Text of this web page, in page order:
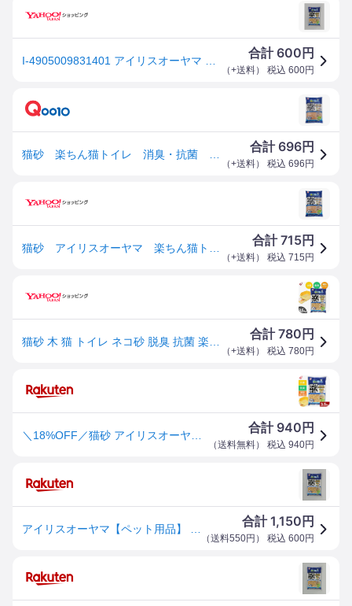
合計600 円
（+送料） 税込 600円
合計696円
（+送料） 税込 696 円
合計715円
（+送料） 税込 715 円
合計780 円
（+送料） 税込 780円
合計 940 円
（送料無料） 税込 940円
合計1,150 円
（送料550円 ） 税込 600円